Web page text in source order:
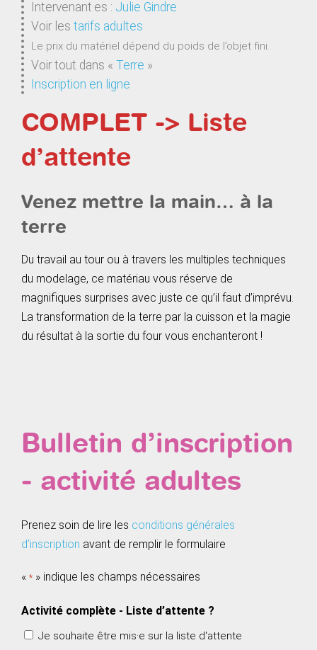
Intervenant·es : Julie Gindre
Voir lestarifs adultes
Le prix du matériel dépend du poids de l’objet fini.
Voir tout dans «Terre »
Inscription en ligne
COMPLET -> Liste
d’attente
Venez mettre la main… à la
terre
Du travail au tour ou à travers les multiples techniques
du modelage, ce matériau vous réserve de
magnifiques surprises avec juste ce qu’il faut d’imprévu.
La transformation de la terre par la cuisson et la magie
du résultat à la sortie du four vous enchanteront !
Bulletin d’inscription
- activité adultes
Prenez soin de lire les conditions générales
d'inscription avant de remplir le formulaire
«* » indique les champs nécessaires
Activité complète - Liste d’attente ?
Je souhaite être mis·e sur la liste d'attente